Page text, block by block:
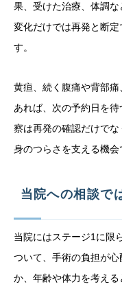
果、受けた治療、体調
変化だけでは再発と断
す。
黄疸、続く腹痛や背部
あれば、次の予約日を
察は再発の確認だけで
身のつらさを支える機会
当院への相談で
当院にはステージ1に限
ついて、手術の負担が
か、年齢や体力を考え